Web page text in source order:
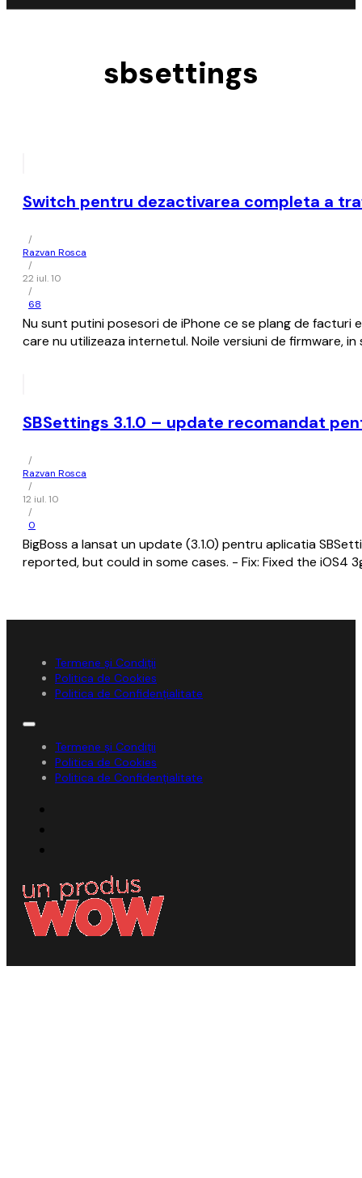
sbsettings
Switch pentru dezactivarea completa a
/
Razvan Rosca
/
22 iul. 10
/
68
Nu sunt putini posesori de iPhone ce se plang de
care nu utilizeaza internetul. Noile versiuni de firmware,
SBSettings 3.1.0 – update recomandat
/
Razvan Rosca
/
12 iul. 10
/
0
BigBoss a lansat un update (3.1.0) pentru aplicatia
reported, but could in some cases. - Fix: Fixed the iOS4
Termene și Condiții
Politica de Cookies
Politica de Confidențialitate
Termene și Condiții
Politica de Cookies
Politica de Confidențialitate